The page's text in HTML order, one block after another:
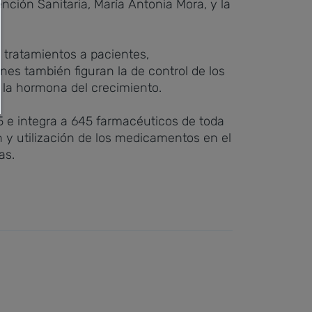
Sanitaria, María Antonia Mora, y la
a pacientes,
también figuran la de control de los
hormona del crecimiento.
e integra a 645 farmacéuticos de toda
utilización de los medicamentos en el